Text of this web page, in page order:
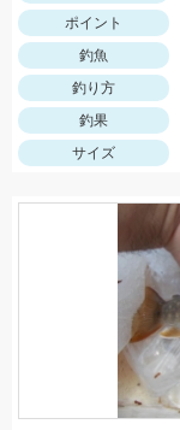
ポイント
釣魚
釣り方
釣果
サイズ